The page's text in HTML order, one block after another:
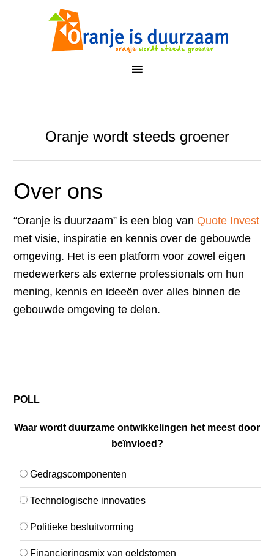
Oranje wordt steeds groener
Over ons
“Oranje is duurzaam” is een blog van Quote Invest
met visie, inspiratie en kennis over de gebouwde
omgeving. Het is een platform voor zowel eigen
medewerkers als externe professionals om hun
mening, kennis en ideeën over alles binnen de
gebouwde omgeving te delen.
POLL
Waar wordt duurzame ontwikkelingen het meest door
beïnvloed?
Gedragscomponenten
Technologische innovaties
Politieke besluitvorming
Financieringsmix van geldstomen